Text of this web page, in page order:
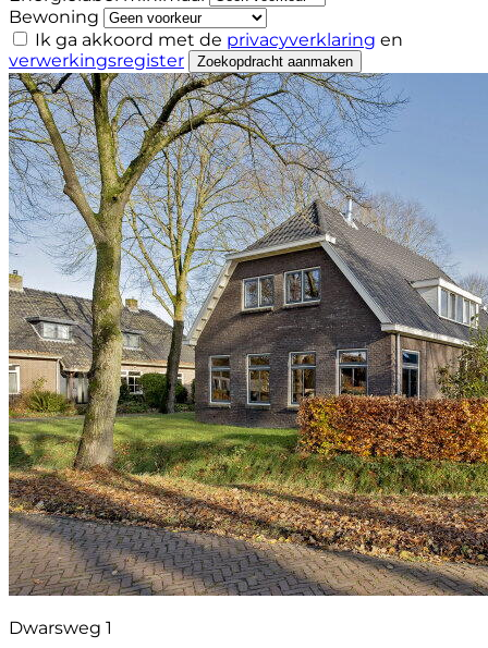
Bewoning
Ik ga akkoord met de privacyverklaring en
verwerkingsregister
Zoekopdracht aanmaken
Dwarsweg 1